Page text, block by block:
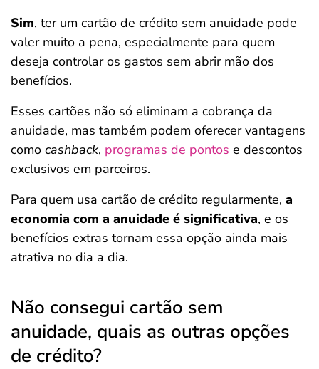
Sim, ter um cartão de crédito sem anuidade pode
valer muito a pena, especialmente para quem
deseja controlar os gastos sem abrir mão dos
benefícios.
Esses cartões não só eliminam a cobrança da
anuidade, mas também podem oferecer vantagens
como cashback, programas de pontos e descontos
exclusivos em parceiros.
Para quem usa cartão de crédito regularmente, a
economia com a anuidade é significativa, e os
benefícios extras tornam essa opção ainda mais
atrativa no dia a dia.
Não consegui cartão sem
anuidade, quais as outras opções
de crédito?